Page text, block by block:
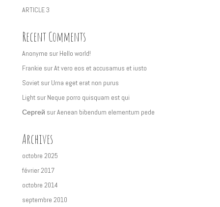
ARTICLE 3
Recent Comments
Anonyme sur Hello world!
Frankie surAt vero eos et accusamus et iusto
Sovietsur Urna eget erat non purus
Lightsur Neque porro quisquam est qui
Сергей surAenean bibendum elementum pede
Archives
octobre 2025
février 2017
octobre 2014
septembre 2010